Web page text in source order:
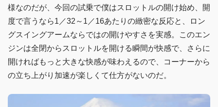
様なのだが、今回の試乗で僕はスロットルの開け始め、開
度で言うなら1／32～1／16あたりの緻密な反応と、ロン
グスイングアームならではの開けやすさを実感。このエン
ジンは全閉からスロットルを開ける瞬間が快感で、さらに
開ければもっと大きな快感が味わえるので、コーナーから
の立ち上がり加速が楽しくて仕方がないのだ。